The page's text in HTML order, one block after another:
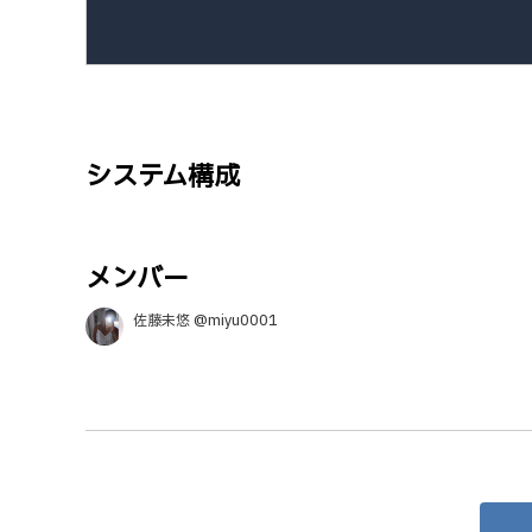
システム構成
メンバー
佐藤未悠 @miyu0001